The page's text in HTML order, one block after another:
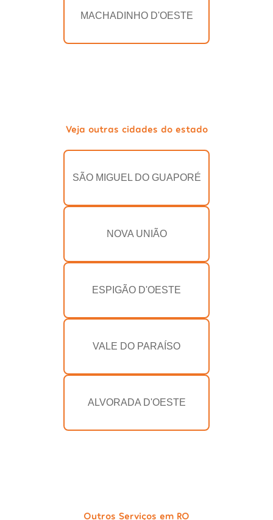
MACHADINHO D'OESTE
Veja outras cidades do estado
SÃO MIGUEL DO GUAPORÉ
NOVA UNIÃO
ESPIGÃO D'OESTE
VALE DO PARAÍSO
ALVORADA D'OESTE
Outros Serviços em RO